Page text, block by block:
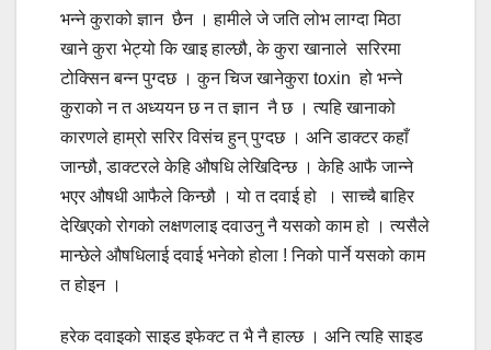
भन्ने कुराको ज्ञान छैन । हामीले जे जति लोभ लाग्दा मिठा
खाने कुरा भेट्यो कि खाइ हाल्छौ, के कुरा खानाले सरिरमा
टोक्सिन बन्न पुग्दछ । कुन चिज खानेकुरा toxin हो भन्ने
कुराको न त अध्ययन छ न त ज्ञान नै छ । त्यहि खानाको
कारणले हाम्रो सरिर विसंच हुन् पुग्दछ । अनि डाक्टर कहाँ
जान्छौ, डाक्टरले केहि औषधि लेखिदिन्छ । केहि आफै जान्ने
भएर औषधी आफैले किन्छौ । यो त दवाई हो । साच्चै बाहिर
देखिएको रोगको लक्षणलाइ दवाउनु नै यसको काम हो । त्यसैले
मान्छेले औषधिलाई दवाई भनेको होला ! निको पार्ने यसको काम
त होइन ।
हरेक दवाइको साइड इफेक्ट त भै नै हाल्छ । अनि त्यहि साइड